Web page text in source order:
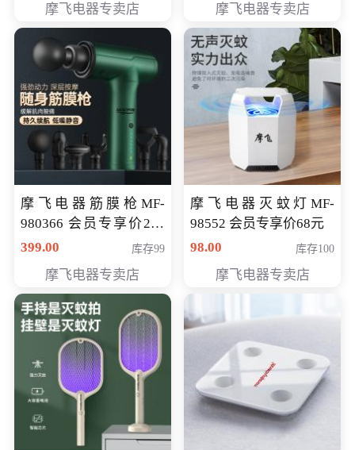
摩飞电器专卖店 摩飞电器专卖店
摩飞电器筋膜枪MF-
980366 会员专享价299
元
399.00 库存99
摩飞电器专卖店
摩飞电器灭蚊灯MF-
98552 会员专享价68元
98.00
库存100
摩飞电器专卖店